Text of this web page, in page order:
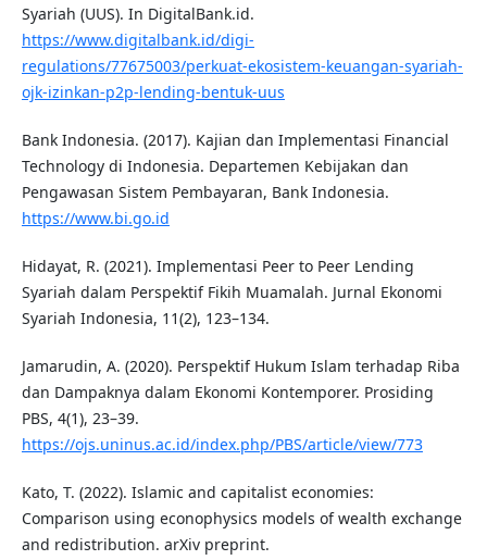
Syariah (UUS). In DigitalBank.id.
https://www.digitalbank.id/digi-
regulations/77675003/perkuat-ekosistem-keuangan-syariah-
ojk-izinkan-p2p-lending-bentuk-uus
Bank Indonesia. (2017). Kajian dan Implementasi Financial
Technology di Indonesia. Departemen Kebijakan dan
Pengawasan Sistem Pembayaran, Bank Indonesia.
https://www.bi.go.id
Hidayat, R. (2021). Implementasi Peer to Peer Lending
Syariah dalam Perspektif Fikih Muamalah. Jurnal Ekonomi
Syariah Indonesia, 11(2), 123–134.
Jamarudin, A. (2020). Perspektif Hukum Islam terhadap Riba
dan Dampaknya dalam Ekonomi Kontemporer. Prosiding
PBS, 4(1), 23–39.
https://ojs.uninus.ac.id/index.php/PBS/article/view/773
Kato, T. (2022). Islamic and capitalist economies:
Comparison using econophysics models of wealth exchange
and redistribution. arXiv preprint.